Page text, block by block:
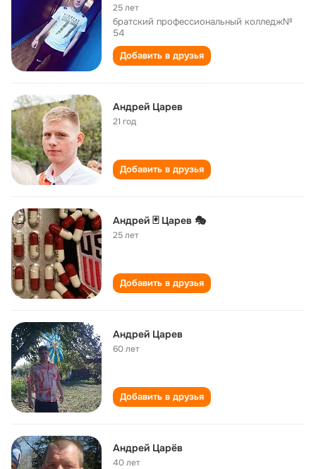
25 лет
братский профессиональный колледж№
54
Добавить в друзья
Андрей Царев
21 год
Добавить в друзья
Андрей 🃏 Царев 🎭
25 лет
Добавить в друзья
Андрей Царев
60 лет
Добавить в друзья
Андрей Царёв
40 лет